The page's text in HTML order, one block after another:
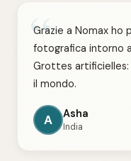
“
Grazie a Nomax ho
fotografica intorno
Grottes
il mondo.
A Asha
India